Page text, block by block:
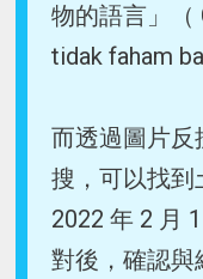
物的語言」（
tidak faham
而透過圖片反
搜，可以找到
2022 年 2 月
對後，確認